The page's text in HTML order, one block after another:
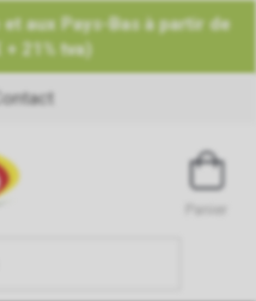
aux Pays-Bas à partir de
21% tva)
Contact
Panier